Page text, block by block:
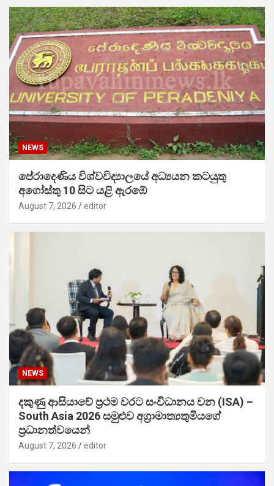
NEWS
පේරාදෙණිය විශ්වවිද්‍යාලයේ අධ්‍යයන කටයුතු
අගෝස්තු 10 සිට යළි ඇරඹේ
August 7, 2026 editor
NEWS
දකුණු ආසියාවේ ප්‍රථම වරට සංවිධානය වන (ISA) –
South Asia 2026 සමුළුව අග්‍රාමාත්‍යතුමියගේ
ප්‍රධානත්වයෙන්
August 7, 2026 editor